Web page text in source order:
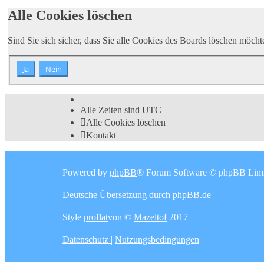
Alle Cookies löschen
Sind Sie sich sicher, dass Sie alle Cookies des Boards löschen
Alle Zeiten sind UTC
Alle Cookies löschen
Kontakt
Powered by phpBB® Forum Software © phpBB
Deutsche Übersetzung durch phpBB.de
Style proflatvon © Mazeltof2017
Datenschutz | Nutzungsbedingungen